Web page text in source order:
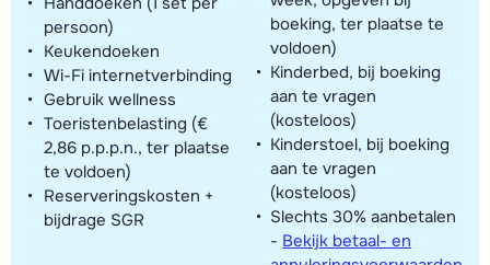
persoon)
Keukendoeken
Wi-Fi internetverbinding
Gebruik wellness
Toeristenbelasting (€
2,86 p.p.p.n., ter plaatse
te voldoen)
Reserveringskosten +
bijdrage SGR
boeking, ter plaatse te
voldoen)
Kinderbed, bij boeking
aan te vragen
(kosteloos)
Kinderstoel, bij boeking
aan te vragen
(kosteloos)
Slechts 30% aanbetalen
- Bekijk betaal- en